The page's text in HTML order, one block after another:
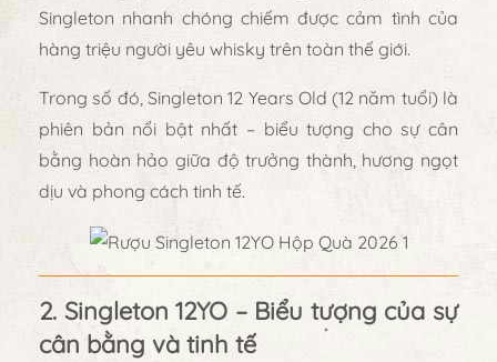
Singleton nhanh chóng chiếm được cảm tình của
hàng triệu người yêu whisky trên toàn thế giới.
Trong số đó, Singleton 12 Years Old (12 năm tuổi) là
phiên bản nổi bật nhất – biểu tượng cho sự cân
bằng hoàn hảo giữa độ trưởng thành, hương ngọt
dịu và phong cách tinh tế.
2. Singleton 12YO – Biểu tượng của sự
cân bằng và tinh tế